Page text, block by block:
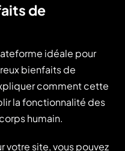
de
idéale pour
bienfaits de
comment cette
la fonctionnalité des
humain.
votre site, vous pouvez